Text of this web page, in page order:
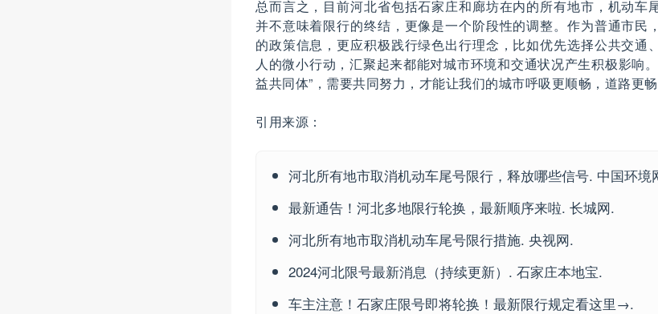
总而言之，目前河北省包括石家庄和廊坊在内的所有地市，机动车
并不意味着限行的终结，更像是一个阶段性的调整。作为普通市民
的政策信息，更应积极践行绿色出行理念，比如优先选择公共交通
人的微小行动，汇聚起来都能对城市环境和交通状况产生积极影响
益共同体”，需要共同努力，才能让我们的城市呼吸更顺畅，道路更畅
引用来源：
河北所有地市取消机动车尾号限行，释放哪些信号. 中国环境
最新通告！河北多地限行轮换，最新顺序来啦. 长城网.
河北所有地市取消机动车尾号限行措施. 央视网.
2024河北限号最新消息（持续更新）. 石家庄本地宝.
车主注意！石家庄限号即将轮换！最新限行规定看这里→.